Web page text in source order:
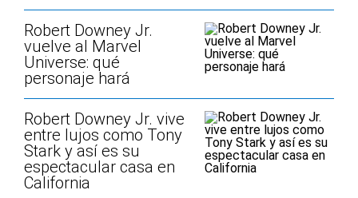
Robert Downey Jr.
vuelve al Marvel
Universe: qué
personaje hará
Robert Downey Jr. vive
entre lujos como Tony
Stark y así es su
espectacular casa en
California